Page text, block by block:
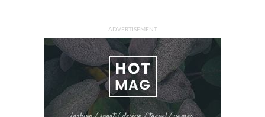
ADVERTISEMENT